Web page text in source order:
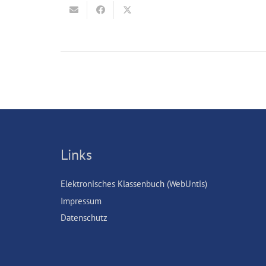
Links
Elektronisches Klassenbuch (WebUntis)
Impressum
Datenschutz